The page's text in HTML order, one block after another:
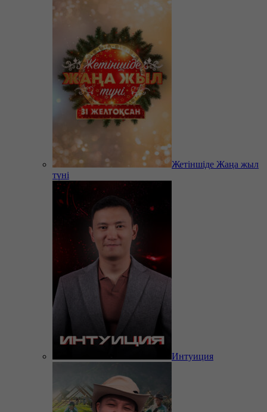
Жетіншіде Жаңа жыл
түні
Интуиция